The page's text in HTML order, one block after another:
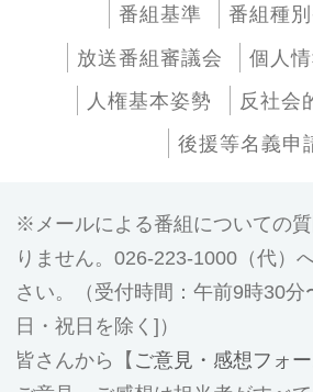
番組基準
番組種
放送番組審議会
個人
人権基本姿勢
反社会
後援等名義申
メールによる番組についての
りません。026-223-1000（代）
さい。（受付時間：午前9時30分
日・祝日を除く]）
皆さんから【 ご意見・感想フォ